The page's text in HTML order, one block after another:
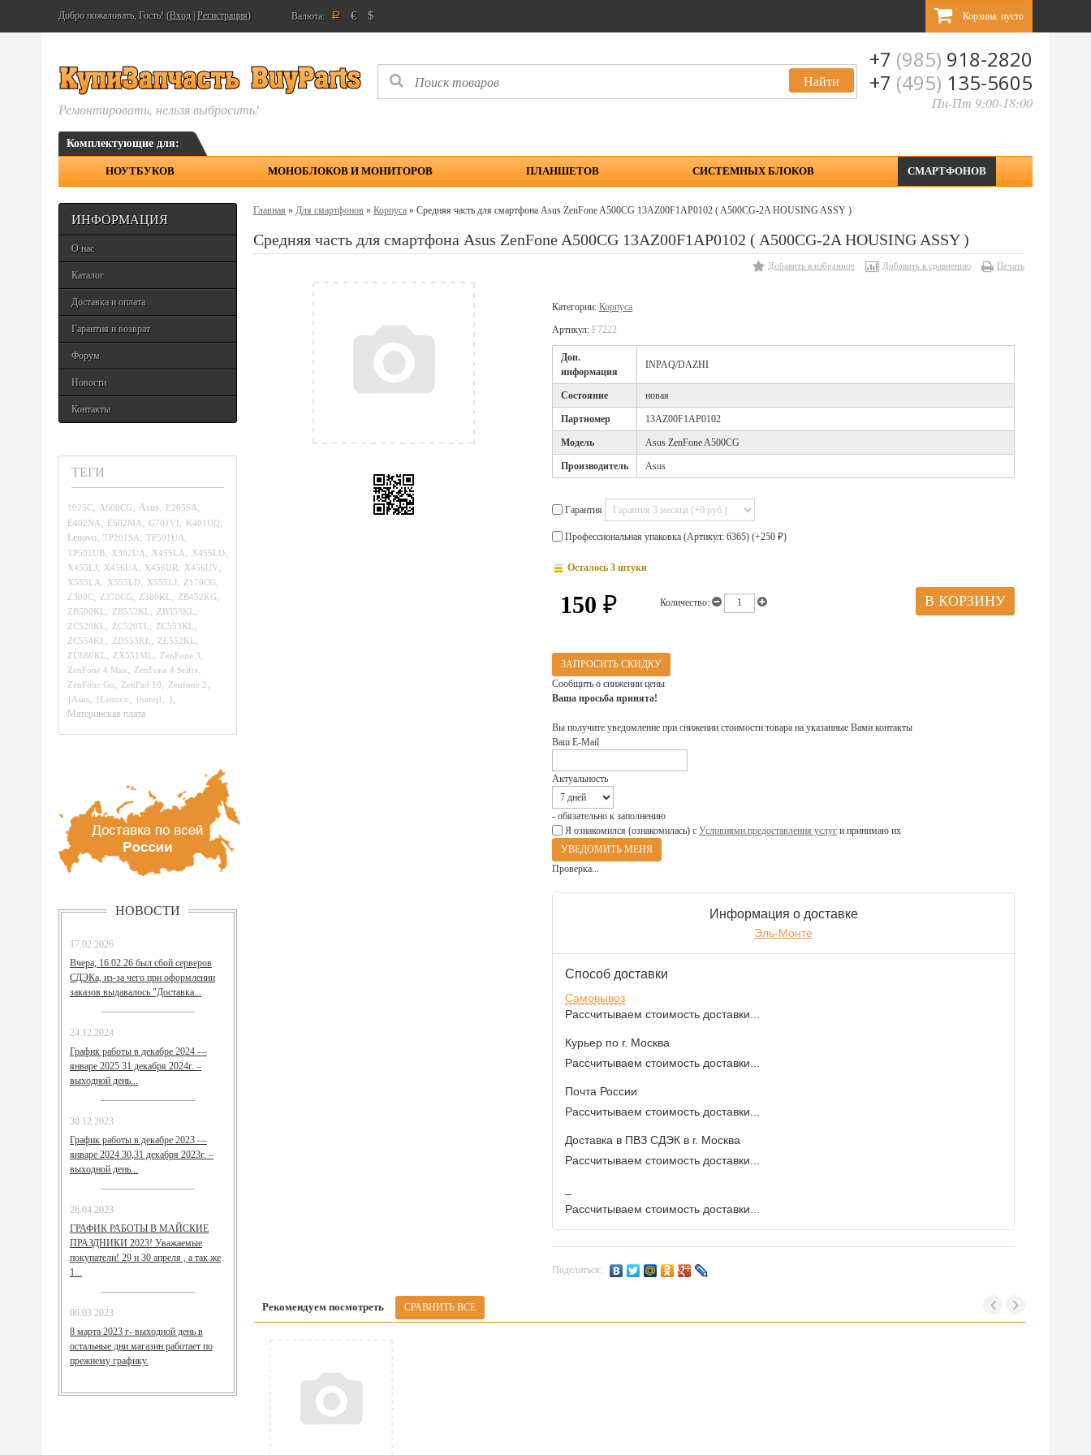
Добро пожаловать, Гость! (Вход Регистрация) Валюта: Р € $ Корзина: пусто
Ремонтировать, нельзя выбросить!
+7 (985) 918-2820
+7 (495) 135-5605
Пн-Пт 9:00-18:00
Комплектующие для:
НОУТБУКОВ МОНОБЛОКОВ И МОНИТОРОВ ПЛАНШЕТОВ СИСТЕМНЫХ БЛОКОВ СМАРТФОНОВ
ИНФОРМАЦИЯ
О нас
Каталог
Доставка и оплата
Гарантия и возврат
Форум
Новости
Контакты
ТЕГИ
1025C, A600CG, Asus, E205SA,
E402NA, E502MA, G701VI, K401UQ,
Lenovo, TP201SA, TP501UA,
TP501UB, X302UA, X455LA, X455LD,
X455LJ, X456UA, X456UR, X456UV,
X555LA, X555LD, X555LJ, Z170CG,
Z300C, Z370CG, Z380KL, ZB452KG,
ZB500KL, ZB552KL, ZB553KL,
ZC520KL, ZC520TL, ZC553KL,
ZC554KL, ZD553KL, ZE552KL,
ZU680KL, ZX551ML, ZenFone 3,
ZenFone 4 Max, ZenFone 4 Selfie,
ZenFone Go, ZenPad 10, Zenfone 2,
{Asus, {Lenovo, {benq}, },
Материнская плата
НОВОСТИ
17.02.2026
Вчера, 16.02.26 был сбой серверов
СДЭКа, из-за чего при оформлении
заказов выдавалось "Доставка...
24.12.2024
График работы в декабре 2024 —
январе 2025 31 декабря 2024г. –
выходной день...
30.12.2023
График работы в декабре 2023 —
январе 2024 30,31 декабря 2023г. –
выходной день...
26.04.2023
ГРАФИК РАБОТЫ В МАЙСКИЕ
ПРАЗДНИКИ 2023! Уважаемые
покупатели! 29 и 30 апреля , а так же
1...
06.03.2023
8 марта 2023 г- выходной день в
остальные дни магазин работает по
прежнему графику.
Главная » Для смартфонов » Корпуса » Средняя часть для смартфона Asus ZenFone A500CG 13AZ00F1AP0102 ( A500CG-2A HOUSING ASSY )
Средняя часть для смартфона Asus ZenFone A500CG 13AZ00F1AP0102 ( A500CG-2A HOUSING ASSY )
Добавить в избранное Добавить к сравнению Печать
Категории: Корпуса
Артикул: F7222
Доп.
информация
INPAQ/DAZHI
Cостояние новая
Партномер 13AZ00F1AP0102
Модель Asus ZenFone A500CG
Производитель Asus
Гарантия
Профессиональная упаковка (Артикул: 6365) (+250 ₽)
Осталось 3 штуки
150 ₽ Количество:
ЗАПРОСИТЬ СКИДКУ
Сообщить о снижении цены
Ваша просьба принята!
Вы получите уведомление при снижении стоимости товара на указанные Вами контакты
Ваш E-Mail
Актуальность
- обязательно к заполнению
Я ознакомился (ознакомилась) с Условиями предоставления услуг и принимаю их
Проверка...
Информация о доставке
Эль-Монте
Способ доставки
Самовывоз
Рассчитываем стоимость доставки...
Курьер по г. Москва
Рассчитываем стоимость доставки...
Почта России
Рассчитываем стоимость доставки...
Доставка в ПВЗ СДЭК в г. Москва
Рассчитываем стоимость доставки...
Рассчитываем стоимость доставки...
Поделиться:
Рекомендуем посмотреть